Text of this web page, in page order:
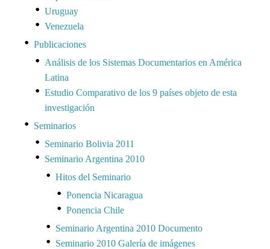
Uruguay
Venezuela
Publicaciones
Análisis de los Sistemas Documentarios en América
Latina
Estudio Comparativo de los 9 países objeto de esta
investigación
Seminarios
Seminario Bolivia 2011
Seminario Argentina 2010
Hitos del Seminario
Ponencia Nicaragua
Ponencia Chile
Seminario Argentina 2010 Documento
Seminario 2010 Galería de imágenes